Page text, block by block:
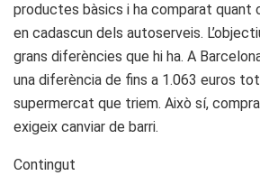
productes bàsics i ha comparat quant
en cadascun dels autoserveis.
grans diferències que hi ha. A
una diferència de fins a 1.063 euros
supermercat que triem. Això sí,
exigeix canviar de barri.
Contingut